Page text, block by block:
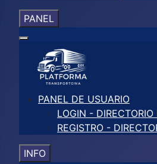
PANEL
PANEL DE USUARIO
LOGIN - DIRECTORIO
REGISTRO -
INFO